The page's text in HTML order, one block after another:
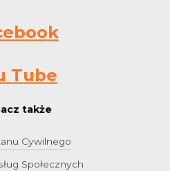
Tube
także
Cywilnego
Społecznych